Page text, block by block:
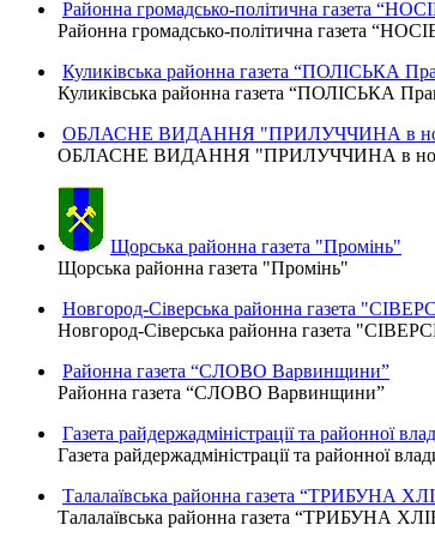
Районна громадсько-політична газета
Районна громадсько-політична газета
Куликівська районна газета “ПОЛІСЬКА
Куликівська районна газета “ПОЛІСЬКА
ОБЛАСНЕ ВИДАННЯ "ПРИЛУЧЧИНА в
ОБЛАСНЕ ВИДАННЯ "ПРИЛУЧЧИНА в
Щорська районна газета "Промінь"
Щорська районна газета "Промінь"
Новгород-Сіверська районна газета
Новгород-Сіверська районна газета
Районна газета “СЛОВО Варвинщини”
Районна газета “СЛОВО Варвинщини”
Газета райдержадміністрації та районної
Газета райдержадміністрації та районної
Талалаївська районна газета “ТРИБУНА
Талалаївська районна газета “ТРИБУНА